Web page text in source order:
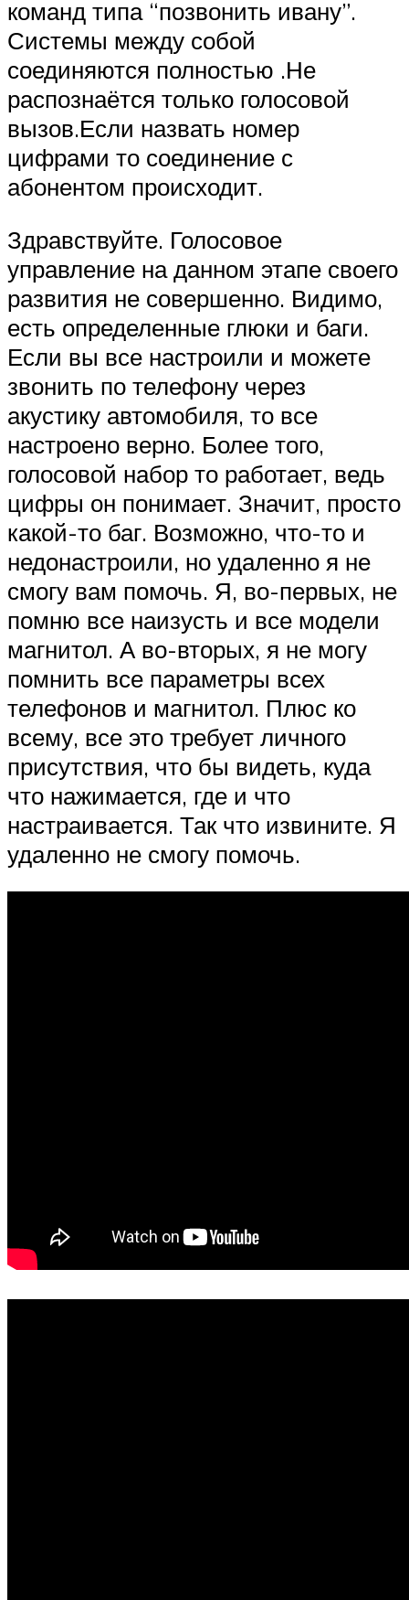
команд типа “позвонить ивану”.
Системы между собой
соединяются полностью .Не
распознаётся только голосовой
вызов.Если назвать номер
цифрами то соединение с
абонентом происходит.
Здравствуйте. Голосовое
управление на данном этапе своего
развития не совершенно. Видимо,
есть определенные глюки и баги.
Если вы все настроили и можете
звонить по телефону через
акустику автомобиля, то все
настроено верно. Более того,
голосовой набор то работает, ведь
цифры он понимает. Значит, просто
какой-то баг. Возможно, что-то и
недонастроили, но удаленно я не
смогу вам помочь. Я, во-первых, не
помню все наизусть и все модели
магнитол. А во-вторых, я не могу
помнить все параметры всех
телефонов и магнитол. Плюс ко
всему, все это требует личного
присутствия, что бы видеть, куда
что нажимается, где и что
настраивается. Так что извините. Я
удаленно не смогу помочь.